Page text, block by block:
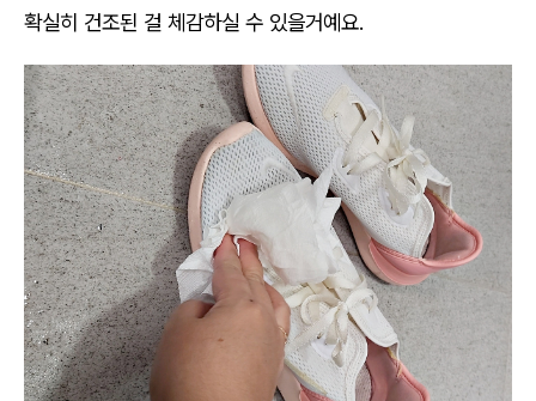
확실히 건조된 걸 체감하실 수 있을거예요.